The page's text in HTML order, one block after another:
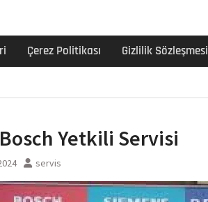
Çerez Politikası Gizlilik Sözleşmesi
Yetkili Servisi
servis